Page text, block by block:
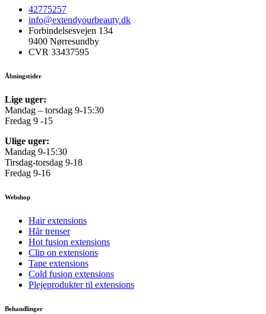
42775257
info@extendyourbeauty.dk
Forbindelsesvejen 134
9400 Nørresundby
CVR 33437595
Åbningstider
Lige uger:
Mandag – torsdag 9-15:30
Fredag 9 -15
Ulige uger:
Mandag 9-15:30
Tirsdag-torsdag 9-18
Fredag 9-16
Webshop
Hair extensions
Hår trenser
Hot fusion extensions
Clip on extensions
Tape extensions
Cold fusion extensions
Plejeprodukter til extensions
Behandlinger